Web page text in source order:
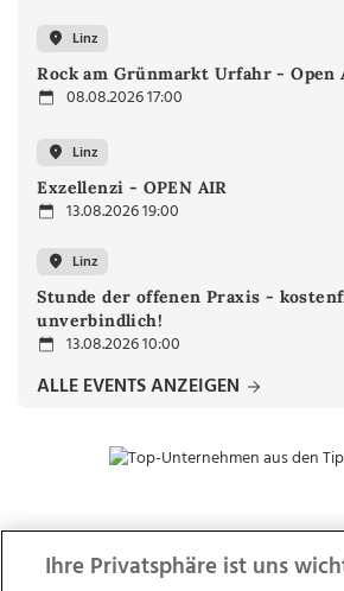
Linz
Rock am Grünmarkt Urfahr - Open
08.08.2026 17:00
Linz
Exzellenzi - OPEN AIR
13.08.2026 19:00
Linz
Stunde der offenen Praxis -
unverbindlich!
13.08.2026 10:00
ALLE EVENTS ANZEIGEN
ZUR
Ihre Privatsphäre ist uns